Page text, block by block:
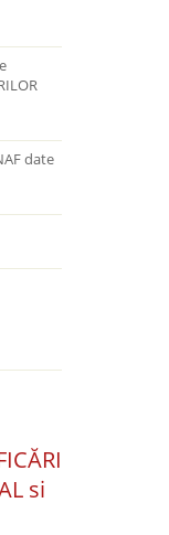
date
si